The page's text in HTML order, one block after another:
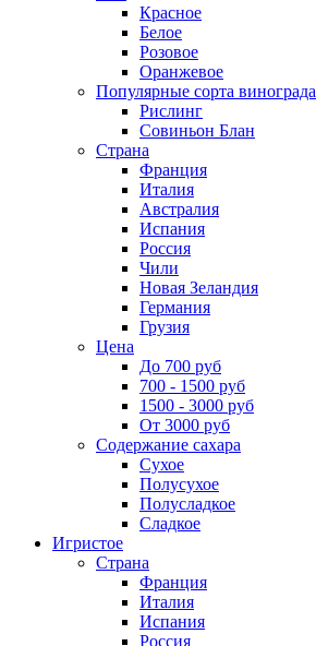
Красное
Белое
Розовое
Оранжевое
Популярные сорта винограда
Рислинг
Совиньон Блан
Страна
Франция
Италия
Австралия
Испания
Россия
Чили
Новая Зеландия
Германия
Грузия
Цена
До 700 руб
700 - 1500 руб
1500 - 3000 руб
От 3000 руб
Содержание сахара
Сухое
Полусухое
Полусладкое
Сладкое
Игристое
Страна
Франция
Италия
Испания
Россия